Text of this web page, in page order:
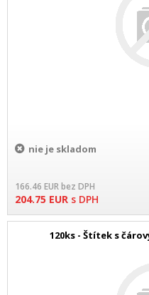
nie je skladom
166.46 EURbez DPH
204.75 EUR s DPH
120ks - Štítek s